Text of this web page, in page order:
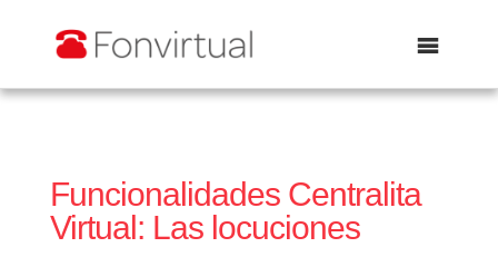
Abrir
Funcionalidades Centralita
Virtual: Las locuciones